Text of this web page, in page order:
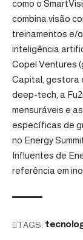
como o
combina visão
treinamentos e/
inteligência
Copel Ventures
Capital, gestora
deep-tech, a
mensuráveis e
específicas de
no Energy
Influentes de
referência em
TAGS: